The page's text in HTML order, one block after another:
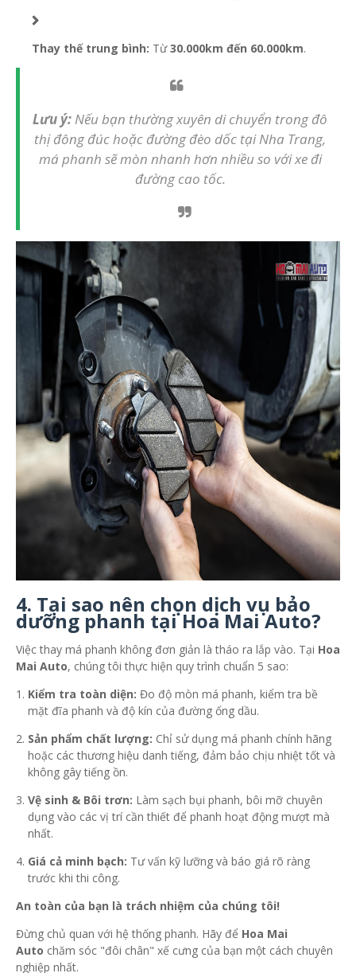
Thay thế trung bình: Từ30.000km đến 60.000km.
Lưu ý: Nếu bạn thường xuyên di chuyển trong đô
thị đông đúc hoặc đường đèo dốc tại Nha Trang,
má phanh sẽ mòn nhanh hơn nhiều so với xe đi
đường cao tốc.
4. Tại sao nên chọn dịch vụ bảo
dưỡng phanh tại Hoa Mai Auto?
Việc thay má phanh không đơn giản là tháo ra lắp vào. Tại Hoa
Mai Auto, chúng tôi thực hiện quy trình chuẩn 5 sao:
Kiểm tra toàn diện: Đo độ mòn má phanh, kiểm tra bề
mặt đĩa phanh và độ kín của đường ống dầu.
Sản phẩm chất lượng: Chỉ sử dụng má phanh chính hãng
hoặc các thương hiệu danh tiếng, đảm bảo chịu nhiệt tốt và
không gây tiếng ồn.
Vệ sinh & Bôi trơn: Làm sạch bụi phanh, bôi mỡ chuyên
dụng vào các vị trí cần thiết để phanh hoạt động mượt mà
nhất.
Giá cả minh bạch: Tư vấn kỹ lưỡng và báo giá rõ ràng
trước khi thi công.
An toàn của bạn là trách nhiệm của chúng tôi!
Đừng chủ quan với hệ thống phanh. Hãy để Hoa Mai
Auto chăm sóc "đôi chân" xế cưng của bạn một cách chuyên
nghiệp nhất.